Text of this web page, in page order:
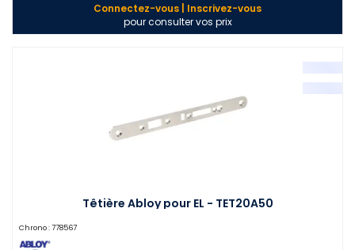
Connectez-vous | Inscrivez-vous
pour consulter vos prix
Têtière Abloy pour EL - TET20A50
Chrono : 778567